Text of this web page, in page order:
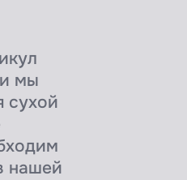
мы
сухой
нашей